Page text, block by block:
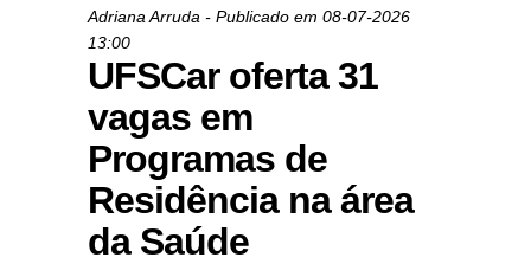
Adriana Arruda - Publicado em 08-07-2026
13:00
UFSCar oferta 31
vagas em
Programas de
Residência na área
da Saúde